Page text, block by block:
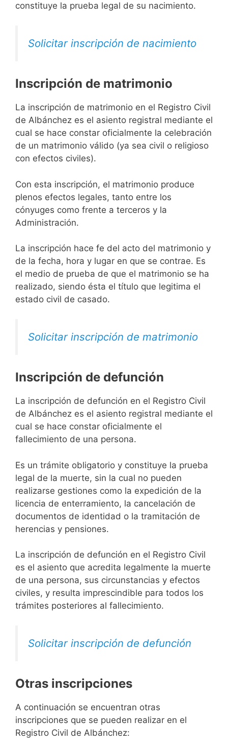
constituye la prueba legal de su nacimiento.
Solicitar inscripción de nacimiento
Inscripción de matrimonio
La inscripción de matrimonio en el Registro Civil
de Albánchez es el asiento registral mediante el
cual se hace constar oficialmente la celebración
de un matrimonio válido (ya sea civil o religioso
con efectos civiles).
Con esta inscripción, el matrimonio produce
plenos efectos legales, tanto entre los
cónyuges como frente a terceros y la
Administración.
La inscripción hace fe del acto del matrimonio y
de la fecha, hora y lugar en que se contrae. Es
el medio de prueba de que el matrimonio se ha
realizado, siendo ésta el título que legitima el
estado civil de casado.
Solicitar inscripción de matrimonio
Inscripción de defunción
La inscripción de defunción en el Registro Civil
de Albánchez es el asiento registral mediante el
cual se hace constar oficialmente el
fallecimiento de una persona.
Es un trámite obligatorio y constituye la prueba
legal de la muerte, sin la cual no pueden
realizarse gestiones como la expedición de la
licencia de enterramiento, la cancelación de
documentos de identidad o la tramitación de
herencias y pensiones.
La inscripción de defunción en el Registro Civil
es el asiento que acredita legalmente la muerte
de una persona, sus circunstancias y efectos
civiles, y resulta imprescindible para todos los
trámites posteriores al fallecimiento.
Solicitar inscripción de defunción
Otras inscripciones
A continuación se encuentran otras
inscripciones que se pueden realizar en el
Registro Civil de Albánchez: